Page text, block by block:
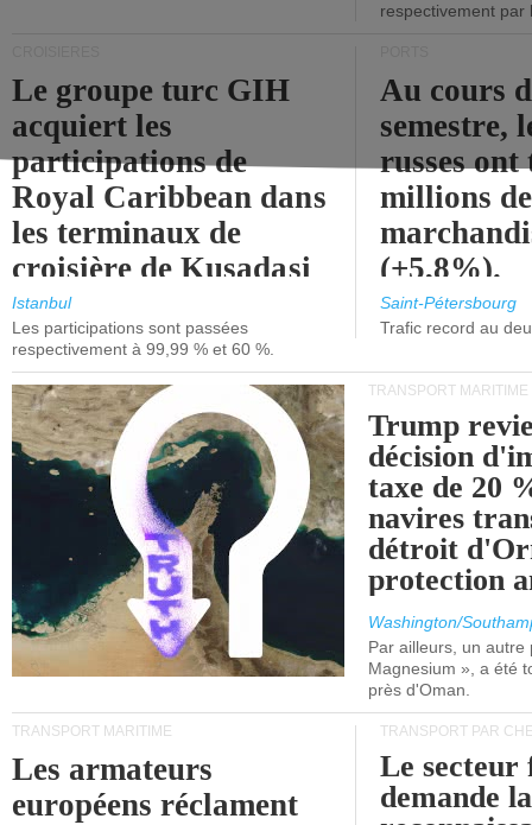
respectivement par
Le groupe turc GIH
acquiert les
participations de
Royal Caribbean dans
les terminaux de
croisière de Kusadasi
et de Lisbonne.
Istanbul
Les participations sont passées
respectivement à 99,99 % et 60 %.
Au cours
semestre,
russes
millions
(+5,8%).
Saint-Pétersbourg
Trafic record au
TRANSPORT MARITIME
Trump
décision
taxe de 20
navires
détroit
protection
Washington/
Par ailleurs, un autre
Magnesium », a été
près d'Oman.
TRANSPORT MARITIME
Les armateurs
européens réclament
TRANSPORT PAR
Le
demande la